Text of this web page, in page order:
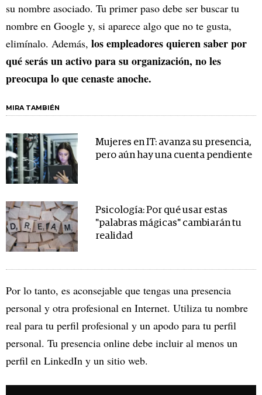
su nombre asociado. Tu primer paso debe ser buscar tu
nombre en Google y, si aparece algo que no te gusta,
elimínalo. Además, los empleadores quieren saber por
qué serás un activo para su organización, no les
preocupa lo que cenaste anoche.
MIRA TAMBIÉN
Mujeres en IT: avanza su presencia,
pero aún hay una cuenta pendiente
Psicología: Por qué usar estas
"palabras mágicas" cambiarán tu
realidad
Por lo tanto, es aconsejable que tengas una presencia
personal y otra profesional en Internet. Utiliza tu nombre
real para tu perfil profesional y un apodo para tu perfil
personal. Tu presencia online debe incluir al menos un
perfil en LinkedIn y un sitio web.